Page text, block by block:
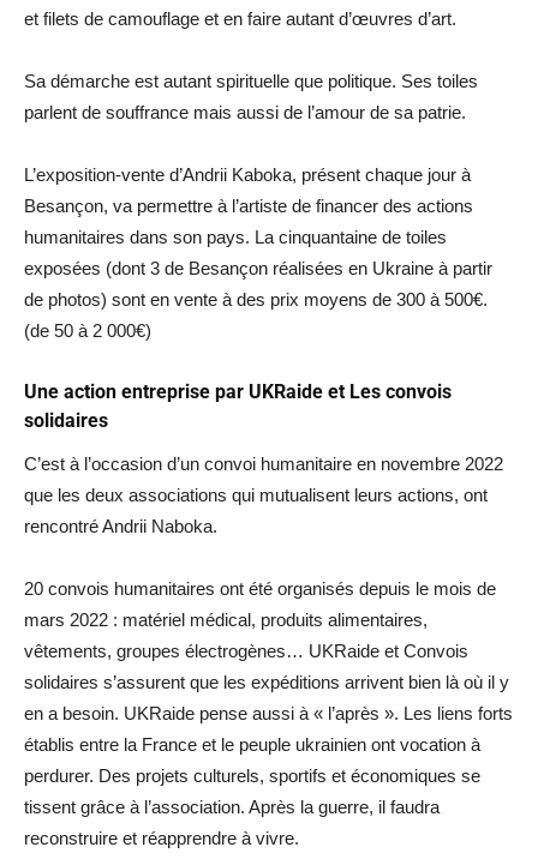
et filets de camouflage et en faire autant d’œuvres d’art.
Sa démarche est autant spirituelle que politique. Ses toiles
parlent de souffrance mais aussi de l’amour de sa patrie.
L’exposition-vente d’Andrii Kaboka, présent chaque jour à
Besançon, va permettre à l’artiste de financer des actions
humanitaires dans son pays. La cinquantaine de toiles
exposées (dont 3 de Besançon réalisées en Ukraine à partir
de photos) sont en vente à des prix moyens de 300 à 500€.
(de 50 à 2 000€)
Une action entreprise par UKRaide et Les convois
solidaires
C’est à l’occasion d’un convoi humanitaire en novembre 2022
que les deux associations qui mutualisent leurs actions, ont
rencontré Andrii Naboka.
20 convois humanitaires ont été organisés depuis le mois de
mars 2022 : matériel médical, produits alimentaires,
vêtements, groupes électrogènes… UKRaide et Convois
solidaires s’assurent que les expéditions arrivent bien là où il y
en a besoin. UKRaide pense aussi à « l’après ». Les liens forts
établis entre la France et le peuple ukrainien ont vocation à
perdurer. Des projets culturels, sportifs et économiques se
tissent grâce à l’association. Après la guerre, il faudra
reconstruire et réapprendre à vivre.